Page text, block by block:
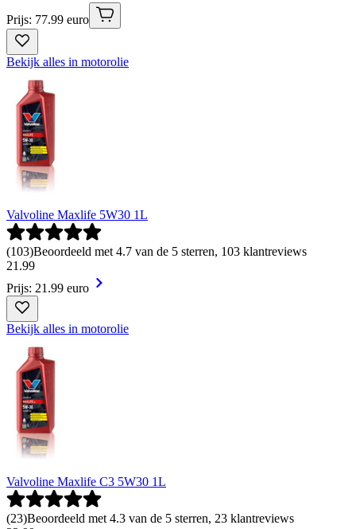
Prijs: 77.99 euro
Bekijk alles in motorolie
Valvoline Maxlife 5W30 1L
(103)Beoordeeld met 4.7 van de 5 sterren, 103 klantreviews
21 .99
Prijs: 21.99 euro
Bekijk alles in motorolie
Valvoline Maxlife C3 5W30 1L
(23)Beoordeeld met 4.3 van de 5 sterren, 23 klantreviews